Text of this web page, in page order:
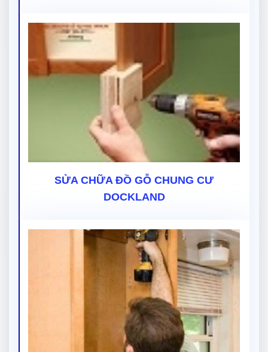
SỬA CHỮA ĐỒ GỖ CHUNG CƯ
DOCKLAND